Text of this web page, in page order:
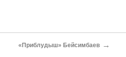
«Приблудыш» Бейсимбаев →